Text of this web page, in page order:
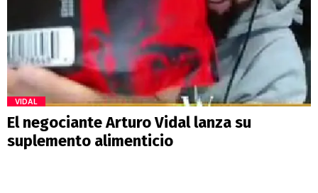
VIDAL
El negociante Arturo Vidal lanza su
suplemento alimenticio